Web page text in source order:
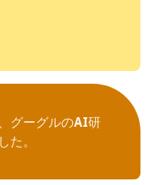
、グーグルのAI研
た。